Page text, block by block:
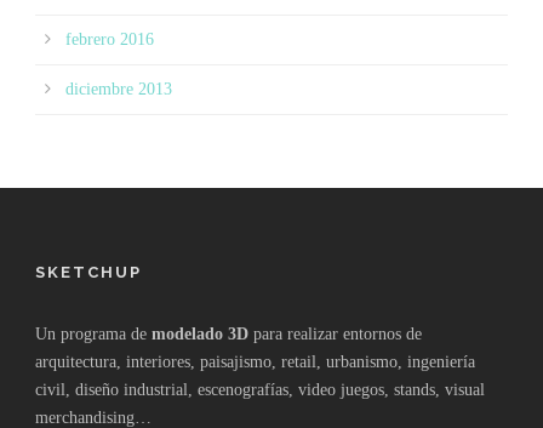
febrero 2016
diciembre 2013
SKETCHUP
Un programa de modelado 3D para realizar entornos de
arquitectura, interiores, paisajismo, retail, urbanismo, ingeniería
civil, diseño industrial, escenografías, video juegos, stands, visual
merchandising…